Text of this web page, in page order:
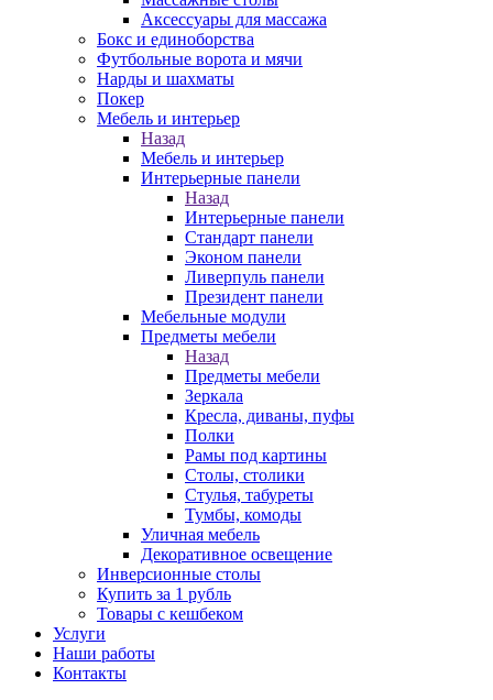
Аксессуары для массажа
Бокс и единоборства
Футбольные ворота и мячи
Нарды и шахматы
Покер
Мебель и интерьер
Назад
Мебель и интерьер
Интерьерные панели
Назад
Интерьерные панели
Стандарт панели
Эконом панели
Ливерпуль панели
Президент панели
Мебельные модули
Предметы мебели
Назад
Предметы мебели
Зеркала
Кресла, диваны, пуфы
Полки
Рамы под картины
Столы, столики
Стулья, табуреты
Тумбы, комоды
Уличная мебель
Декоративное освещение
Инверсионные столы
Купить за 1 рубль
Товары с кешбеком
Услуги
Наши работы
Контакты